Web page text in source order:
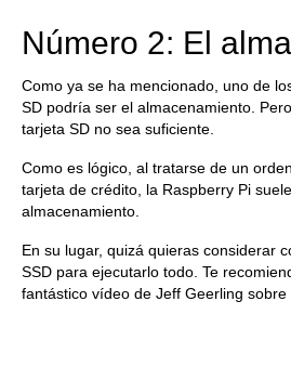
Número 2: El
Como ya se ha mencionado, uno de
SD podría ser el almacenamiento.
tarjeta SD no sea suficiente.
Como es lógico, al tratarse de un
tarjeta de crédito, la Raspberry Pi
almacenamiento.
En su lugar, quizá quieras considerar
SSD para ejecutarlo todo. Te
fantástico vídeo de Jeff Geerling sobre